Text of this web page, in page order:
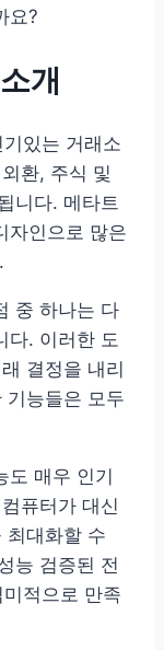
요?
개
있는 거래소
환, 주식 및
니다. 메타트
자인으로 많은
중 하나는 다
다. 이러한 도
결정을 내리
기능들은 모두
도 매우 인기
퓨터가 대신
최대화할 수
능 검증된 전
적으로 만족